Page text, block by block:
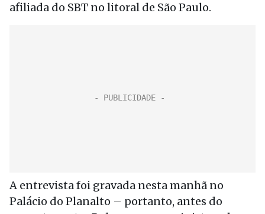
afiliada do SBT no litoral de São Paulo.
A entrevista foi gravada nesta manhã no
Palácio do Planalto – portanto, antes do